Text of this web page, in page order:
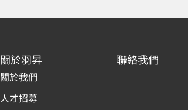
關於羽昇
關於我們
人才招募
聯絡我們